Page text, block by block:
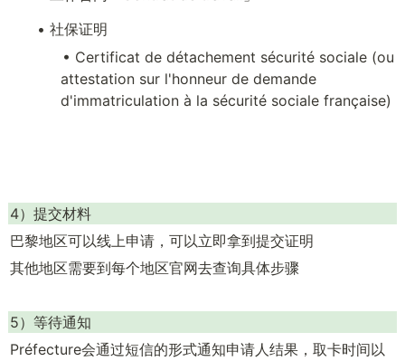
• 社保证明
• Certificat de détachement sécurité sociale (ou
attestation sur l'honneur de demande
d'immatriculation à la sécurité sociale française)
4）提交材料
巴黎地区可以线上申请，可以立即拿到提交证明
其他地区需要到每个地区官网去查询具体步骤
5）等待通知
Préfecture会通过短信的形式通知申请人结果，取卡时间以